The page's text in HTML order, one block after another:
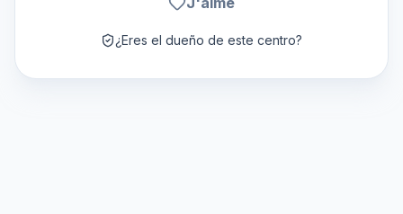
¿Eres el dueño de este centro?